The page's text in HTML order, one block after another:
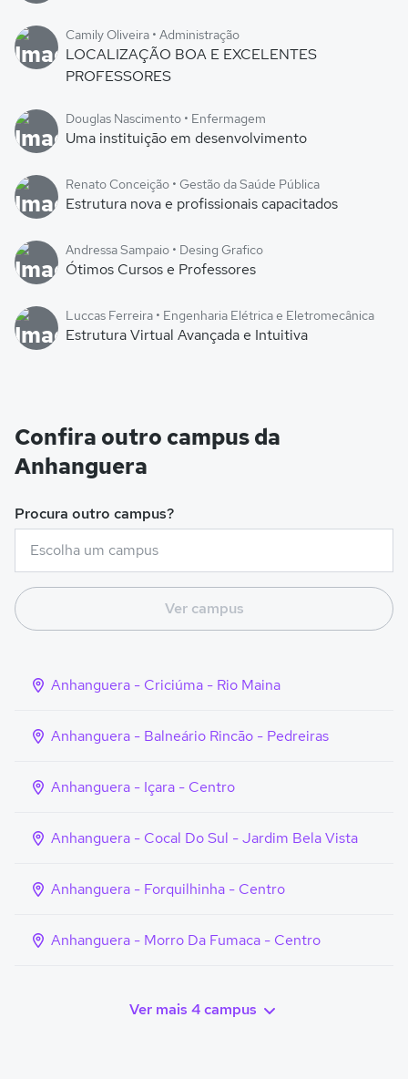
Camily Oliveira • Administração
LOCALIZAÇÃO BOA E EXCELENTES
PROFESSORES
Douglas Nascimento • Enfermagem
Uma instituição em desenvolvimento
Renato Conceição • Gestão da Saúde Pública
Estrutura nova e profissionais capacitados
Andressa Sampaio • Desing Grafico
Ótimos Cursos e Professores
Luccas Ferreira • Engenharia Elétrica e Eletromecânica
Estrutura Virtual Avançada e Intuitiva
Confira outro campus da
Anhanguera
Procura outro campus?
Ver campus
Anhanguera - Criciúma - Rio Maina
Anhanguera - Balneário Rincão - Pedreiras
Anhanguera - Içara - Centro
Anhanguera - Cocal Do Sul - Jardim Bela Vista
Anhanguera - Forquilhinha - Centro
Anhanguera - Morro Da Fumaca - Centro
Ver mais 4 campus